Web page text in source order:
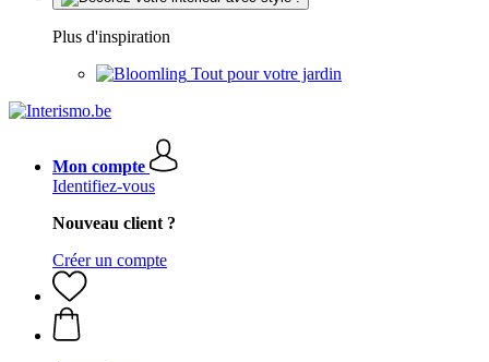
Plus d'inspiration
Tout pour votre jardin
Mon compte
Identifiez-vous
Nouveau client ?
Créer un compte